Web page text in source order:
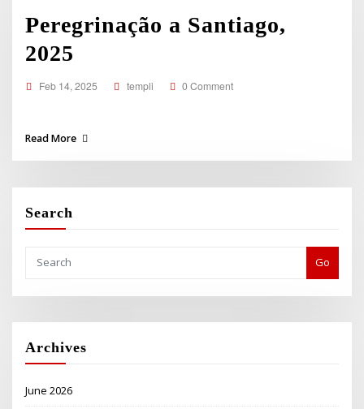
Peregrinação a Santiago,
2025
Feb 14, 2025 templi 0 Comment
Read More
Search
Go
Archives
June 2026